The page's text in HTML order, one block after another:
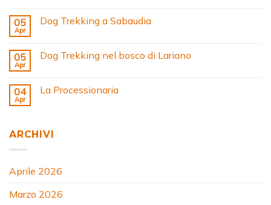
05
Apr
Dog Trekking a Sabaudia
05
Apr
Dog Trekking nel bosco di Lariano
04
Apr
La Processionaria
ARCHIVI
Aprile 2026
Marzo 2026